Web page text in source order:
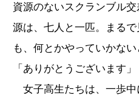
資源のないスクランブル
源は、七人と一匹。まる
も、何とかやっていかない
「ありがとうございます」
女子高生たちは、一歩中